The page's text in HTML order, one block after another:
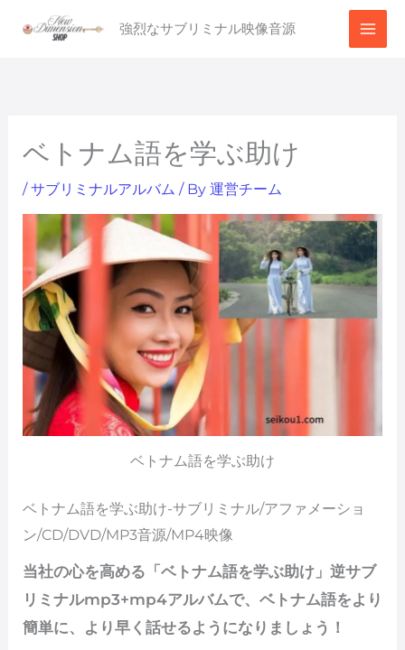
強烈なサブリミナル映像音源
ベトナム語を学ぶ助け
/サブリミナルアルバム / By 運営チーム
ベトナム語を学ぶ助け
ベトナム語を学ぶ助け-サブリミナル/アファメーショ
ン/CD/DVD/MP3音源/MP4映像
当社の心を高める「ベトナム語を学ぶ助け」逆サブ
リミナルmp3+mp4アルバムで、ベトナム語をより
簡単に、より早く話せるようになりましょう！